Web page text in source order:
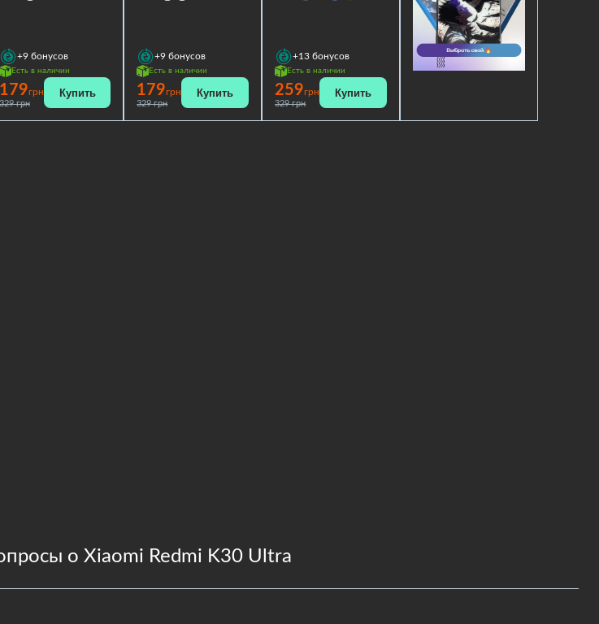
+9 бонусов
Есть в наличии
179грн
грн
Купить
+9 бонусов
Есть в наличии
179грн
329 грн
Купить
+13 бонусов
Есть в наличии
259грн
329 грн
Купить
о Xiaomi Redmi K30 Ultra